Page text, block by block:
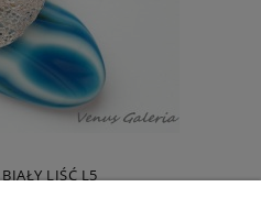
LIŚĆ L5